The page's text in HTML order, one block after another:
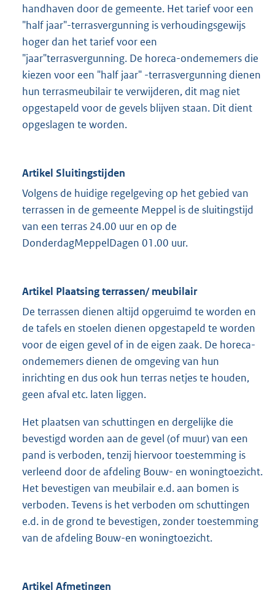
handhaven door de gemeente. Het tarief voor een
"half jaar"-terrasvergunning is verhoudingsgewijs
hoger dan het tarief voor een
"jaar"terrasvergunning. De horeca-ondememers die
kiezen voor een "half jaar" -terrasvergunning dienen
hun terrasmeubilair te verwijderen, dit mag niet
opgestapeld voor de gevels blijven staan. Dit dient
opgeslagen te worden.
Artikel Sluitingstijden
Volgens de huidige regelgeving op het gebied van
terrassen in de gemeente Meppel is de sluitingstijd
van een terras 24.00 uur en op de
DonderdagMeppelDagen 01.00 uur.
Artikel Plaatsing terrassen/ meubilair
De terrassen dienen altijd opgeruimd te worden en
de tafels en stoelen dienen opgestapeld te worden
voor de eigen gevel of in de eigen zaak. De horeca-
ondememers dienen de omgeving van hun
inrichting en dus ook hun terras netjes te houden,
geen afval etc. laten liggen.
Het plaatsen van schuttingen en dergelijke die
bevestigd worden aan de gevel (of muur) van een
pand is verboden, tenzij hiervoor toestemming is
verleend door de afdeling Bouw- en woningtoezicht.
Het bevestigen van meubilair e.d. aan bomen is
verboden. Tevens is het verboden om schuttingen
e.d. in de grond te bevestigen, zonder toestemming
van de afdeling Bouw-en woningtoezicht.
Artikel Afmetingen